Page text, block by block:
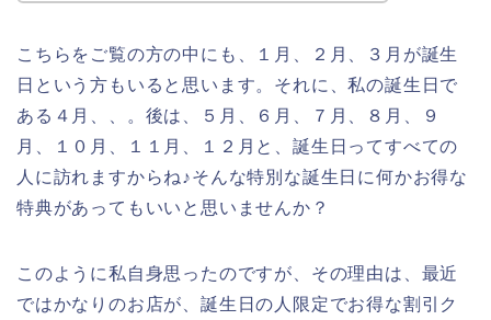
こちらをご覧の方の中にも、１月、２月、３月が誕生
日という方もいると思います。それに、私の誕生日で
ある４月、、。後は、５月、６月、７月、８月、９
月、１０月、１１月、１２月と、誕生日ってすべての
人に訪れますからね♪そんな特別な誕生日に何かお得な
特典があってもいいと思いませんか？
このように私自身思ったのですが、その理由は、最近
ではかなりのお店が、誕生日の人限定でお得な割引ク